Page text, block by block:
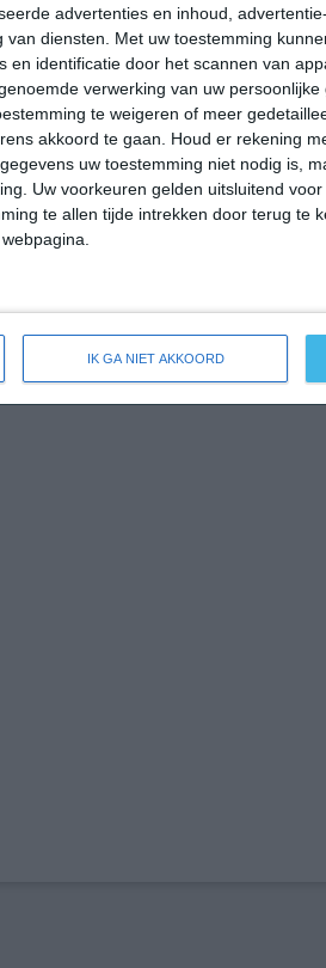
advertenties en inhoud,
diensten.
Met uw toestemming
en identificatie door het scannen van
verwerking van uw persoonlijke
te weigeren of meer
akkoord te gaan.
Houd er rekening
uw toestemming niet nodig is,
Uw voorkeuren gelden uitsluitend
te allen tijde intrekken door terug te
IK GA NIET AKKOORD
09:00 12:00
09:00 12:00
1 NNW 2 NNW 2
voor Wölfershausen